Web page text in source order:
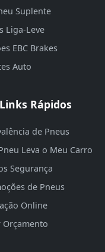
Suplente
Liga-Leve
EBC Brakes
Auto
Links Rápidos
de Pneus
Leva o Meu Carro
Segurança
de Pneus
Online
Orçamento